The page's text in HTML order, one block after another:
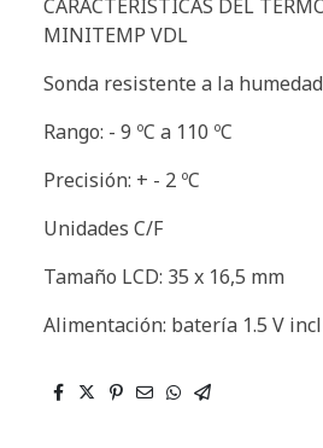
CARACTERÍSTICAS DEL
MINITEMP VDL
Sonda resistente a la
Rango: - 9 ºC a 110 ºC
Precisión: + - 2 ºC
Unidades C/F
Tamaño LCD: 35 x 16,5 mm
Alimentación: batería 1.5 V